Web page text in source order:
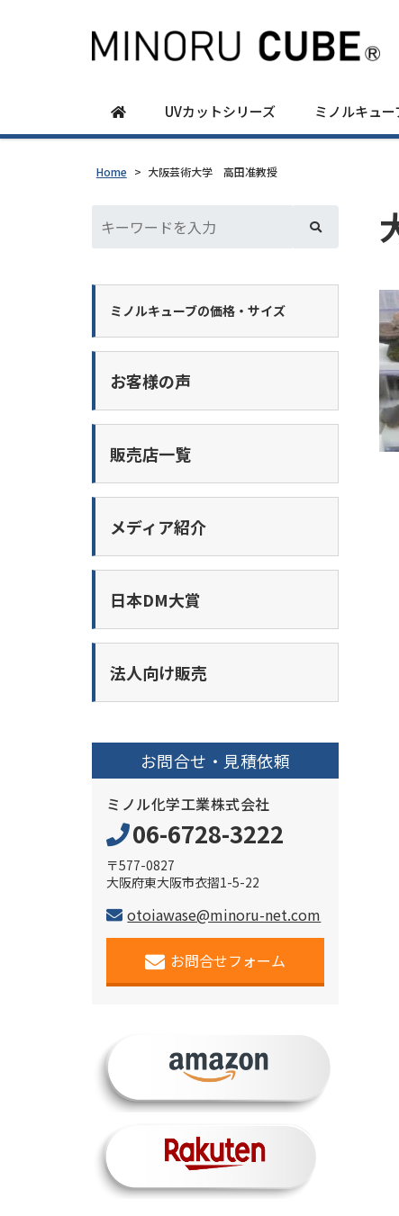
UVカットシリーズ ミノルキュ
Home > 大阪芸術大学 高田准教授
ミノルキューブの価格・サイズ
お客様の声
販売店一覧
メディア紹介
日本DM大賞
法人向け販売
お問合せ・見積依頼
ミノル化学工業株式会社
06-6728-3222
〒577-0827
大阪府東大阪市衣摺1-5-22
otoiawase@minoru-net.com
お問合せフォーム